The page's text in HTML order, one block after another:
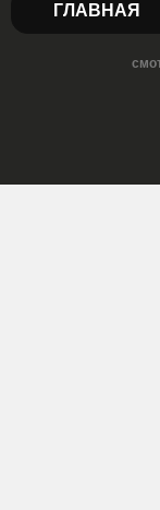
ГЛАВНАЯ